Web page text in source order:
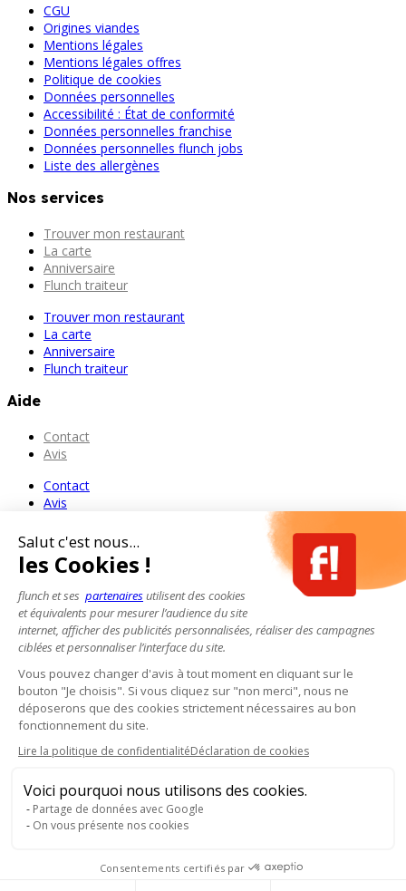
CGU
Origines viandes
Mentions légales
Mentions légales offres
Politique de cookies
Données personnelles
Accessibilité : État de conformité
Données personnelles franchise
Données personnelles flunch jobs
Liste des allergènes
Nos services
Trouver mon restaurant
La carte
Anniversaire
Flunch traiteur
Trouver mon restaurant
La carte
Anniversaire
Flunch traiteur
Aide
Contact
Avis
Contact
Avis
Pour votre santé, mangez au moins cinq fruits et légumes par jour.
Salut c'est nous...
les Cookies !
flunch et ses partenairesutilisent des cookies
et équivalents pour mesurer l’audience du site
internet, afficher des publicités personnalisées, réaliser des campagnes
ciblées et personnaliser l’interface du site.
Vous pouvez changer d'avis à tout moment en cliquant sur le
bouton "Je choisis". Si vous cliquez sur "non merci", nous ne
déposerons que des cookies strictement nécessaires au bon
fonctionnement du site.
Lire la politique de confidentialitéDéclaration de cookies
Voici pourquoi nous utilisons des cookies.
Partage de données avec Google
On vous présente nos cookies
Consentements certifiés par